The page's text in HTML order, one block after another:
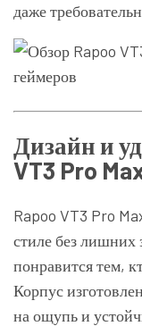
даже
Дизайн и
VT3 Pro
Rapoo VT3 Pro
стиле без лишних
понравится тем,
Корпус
на ощупь и